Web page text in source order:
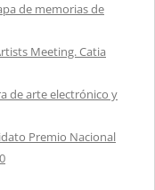
de memorias de
Meeting. Catia
de arte electrónico y
Premio Nacional